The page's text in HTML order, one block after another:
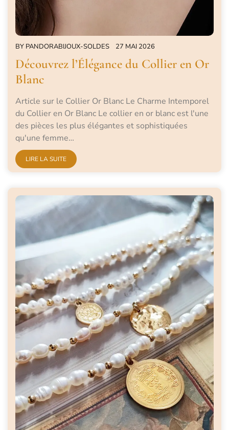
BY PANDORABIJOUX-SOLDES 27 MAI 2026
Découvrez l’Élégance du Collier en Or
Blanc
Article sur le Collier Or Blanc Le Charme Intemporel
du Collier en Or Blanc Le collier en or blanc est l'une
des pièces les plus élégantes et sophistiquées
qu'une femme…
LIRE LA SUITE